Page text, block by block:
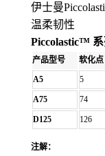
伊士曼
温柔韧性
Piccolastic™ 系
产品型号 软化点
A5
5
A75 74
D125 126
注解：